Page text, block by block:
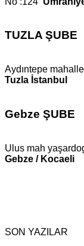
TUZLA ŞUBE
Aydıntepe
Tuzla İstanbul
Gebze ŞUBE
Ulus mah
Gebze / Kocaeli
SON YAZILAR